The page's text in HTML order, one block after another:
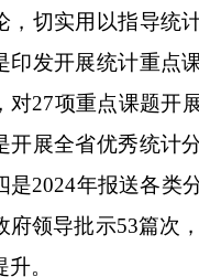
，切实用以指导统
印发开展统计重点
对27项重点课题开
开展全省优秀统计
是2024年报送各类
府领导批示53篇次
。